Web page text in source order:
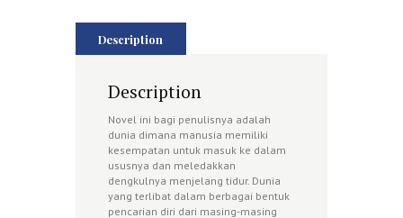
Description
Description
Novel ini bagi penulisnya adalah
dunia dimana manusia memiliki
kesempatan untuk masuk ke dalam
ususnya dan meledakkan
dengkulnya menjelang tidur. Dunia
yang terlibat dalam berbagai bentuk
pencarian diri dari masing-masing